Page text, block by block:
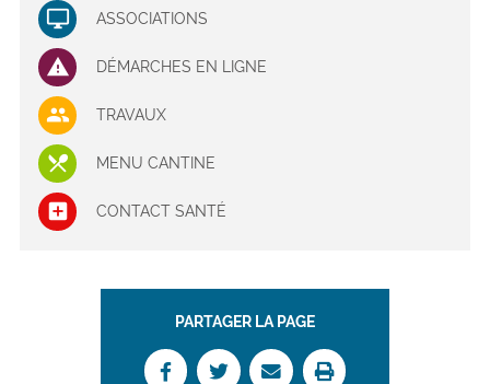
ASSOCIATIONS
DÉMARCHES EN LIGNE
TRAVAUX
MENU CANTINE
CONTACT SANTÉ
PARTAGER LA PAGE